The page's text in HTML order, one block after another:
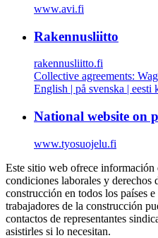
www.avi.fi
Rakennusliitto
rakennusliitto.fi
Collective agreements:
English | på svenska | eesti
National website on
www.tyosuojelu.fi
Este sitio web ofrece información
condiciones laborales y derechos
construcción en todos los países
trabajadores de la construcción
contactos de representantes
asistirles si lo necesitan.